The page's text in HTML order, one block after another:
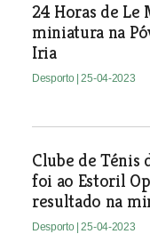
24 Horas de Le
miniatura na
Iria
Desporto | 25-04-2023
Clube de Ténis
foi ao Estoril
resultado na
Desporto | 25-04-2023